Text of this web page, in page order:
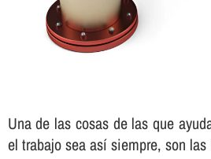
Una de las cosas de las que
el trabajo sea así­ siempre, son las